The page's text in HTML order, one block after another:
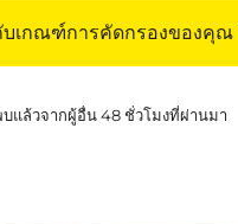
บเกณฑ์การคัดกรองของคุ
แล้วจากผู้อื่น 48 ชั่วโมงที่ผ่านมา